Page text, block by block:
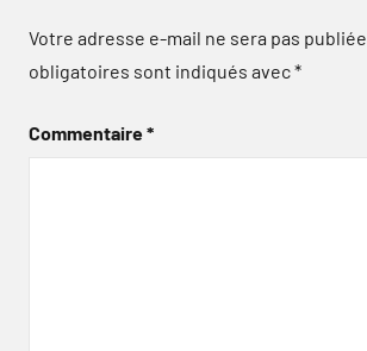
Votre adresse e-mail ne sera pas publiée.
obligatoires sont indiqués avec*
Commentaire*